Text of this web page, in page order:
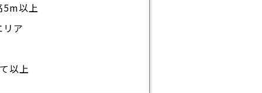
5m以上
リア
以上